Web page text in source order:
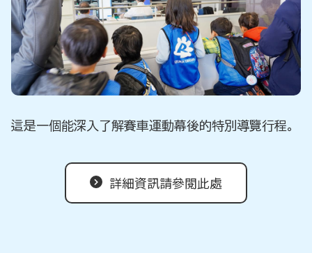
這是一個能深入了解賽車運動幕後的特別導覽行程。
詳細資訊請參閱此處